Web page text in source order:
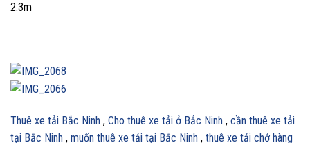
2.3m
Thuê xe tải Bắc Ninh , Cho thuê xe tải ở Bắc Ninh , cần thuê xe tải
tại Bắc Ninh , muốn thuê xe tải tại Bắc Ninh , thuê xe tải chở hàng